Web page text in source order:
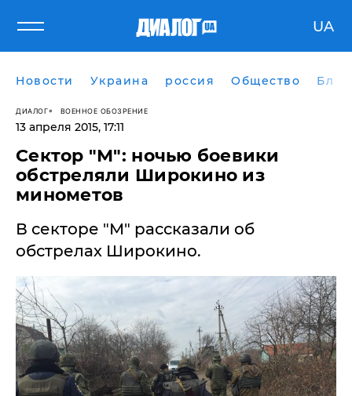
UA
Новости Украина россия Общество
ДИАЛОГ ВОЕННОЕ ОБОЗРЕНИЕ
13 апреля 2015, 17:11
Сектор "М": ночью боевики
обстреляли Широкино из
минометов
В секторе "М" рассказали об
обстрелах Широкино.